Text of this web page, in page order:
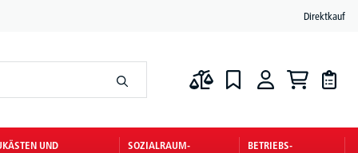
Direktkauf
UND
SOZIALRAUM-
BETRIEBS-